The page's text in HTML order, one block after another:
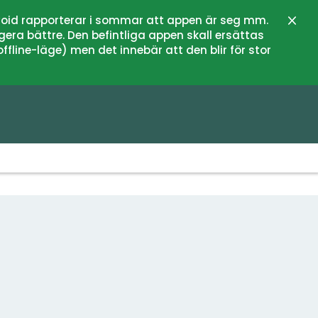
rapporterar i sommar att appen är seg mm.
bättre. Den befintliga appen skall ersättas
läge) men det innebär att den blir för stor